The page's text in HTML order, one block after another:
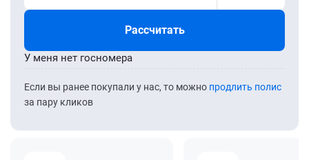
Рассчитать
Если вы ранее покупали у нас, то можно продлить полис
за пару кликов
У меня нет госномера